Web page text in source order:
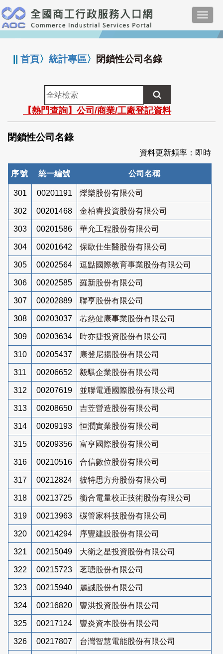
跳
到
主
要
:::
||首頁〉統計專區〉 閉鎖性公司名錄
全
站
檢
索
【熱門查詢】公司/商業/工廠登記資料
閉鎖性公司名錄
資料更新頻率：即時
序號 統一編號 公司名稱
301 00201191 爍樂股份有限公司
302 00201468 金柏睿投資股份有限公司
303 00201586 華允工程股份有限公司
304 00201642 保歐仕生醫股份有限公司
305 00202564 逗點國際教育事業股份有限公司
306 00202585 羅新股份有限公司
307 00202889 聯亨股份有限公司
308 00203037 芯慈健康事業股份有限公司
309 00203634 時亦捷投資股份有限公司
310 00205437 康登尼揚股份有限公司
311 00206652 毅騏企業股份有限公司
312 00207619 並聯電通國際股份有限公司
313 00208650 吉苙營造股份有限公司
314 00209193 恒潤實業股份有限公司
315 00209356 富亨國際股份有限公司
316 00210516 合信數位股份有限公司
317 00212824 彼特思方舟股份有限公司
318 00213725 衡合電量校正技術股份有限公司
319 00213963 碳管家科技股份有限公司
320 00214294 序豐建設股份有限公司
321 00215049 大衛之星投資股份有限公司
322 00215723 茗瑭股份有限公司
323 00215940 麗誠股份有限公司
324 00216820 豐洪投資股份有限公司
325 00217124 豐炎資本股份有限公司
326 00217807 台灣智慧電能股份有限公司